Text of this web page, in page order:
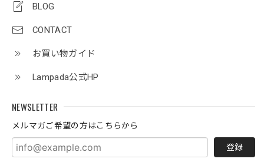
BLOG
CONTACT
お買い物ガイド
Lampada公式HP
NEWSLETTER
メルマガご希望の方はこちらから
登録